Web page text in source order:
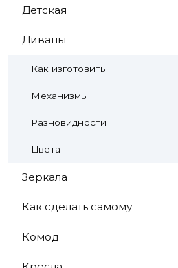
Детская
Диваны
Как изготовить
Механизмы
Разновидности
Цвета
Зеркала
Как сделать самому
Комод